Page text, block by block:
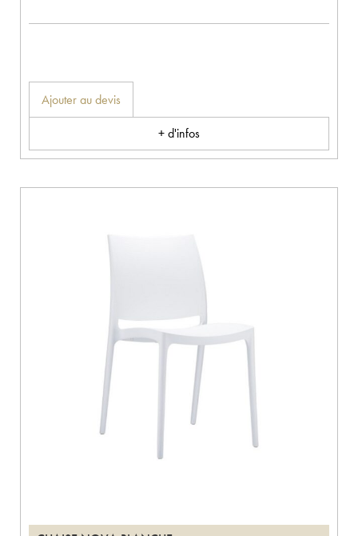
Ajouter au devis
+ d'infos